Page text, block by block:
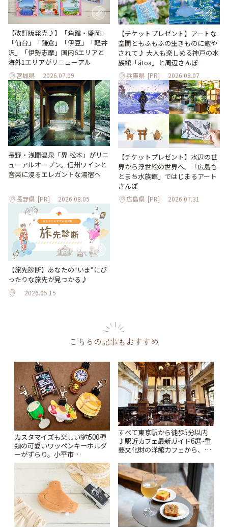
【改訂版発売♪】「角館・盛岡」
「仙台」「鎌倉」「伊豆」「軽井
沢」「伊勢志摩」国内6エリアと
海外1エリアがリニューアル
宮城県 2026.07.09
【チケットプレゼント】アートな
空間ともふもふの生きものに癒や
されて♪ 大人も楽しめる神戸の水
族館「átoa」と周辺さんぽ
兵庫県 [PR] 2026.08.07
長野・浅間温泉「界 松本」がリニ
ューアルオープン。信州ワインと
音楽に浸るエレガントな湯宿へ
長野県 [PR] 2026.08.05
【チケットプレゼント】水辺の世
界から浮世絵の世界へ。「広島も
とまち水族館」ではじまるアート
さんぽ
広島県 [PR] 2026.07.31
【旅先診断】あなたの“いま”にぴ
ったりな旅先が見つかる♪
2026.05.15
こちらの記事もおすすめ
カスタマイズも楽しい!約500種
類の可愛いワッペンキーホルダ
ーがずらり。小平市
「Kimamaya T&K」 | ことりっ
すべて東京駅から徒歩5分以内
♪駅近カフェ最新ガイド6選~重
要文化財の洋館カフェから、改
りっぷ